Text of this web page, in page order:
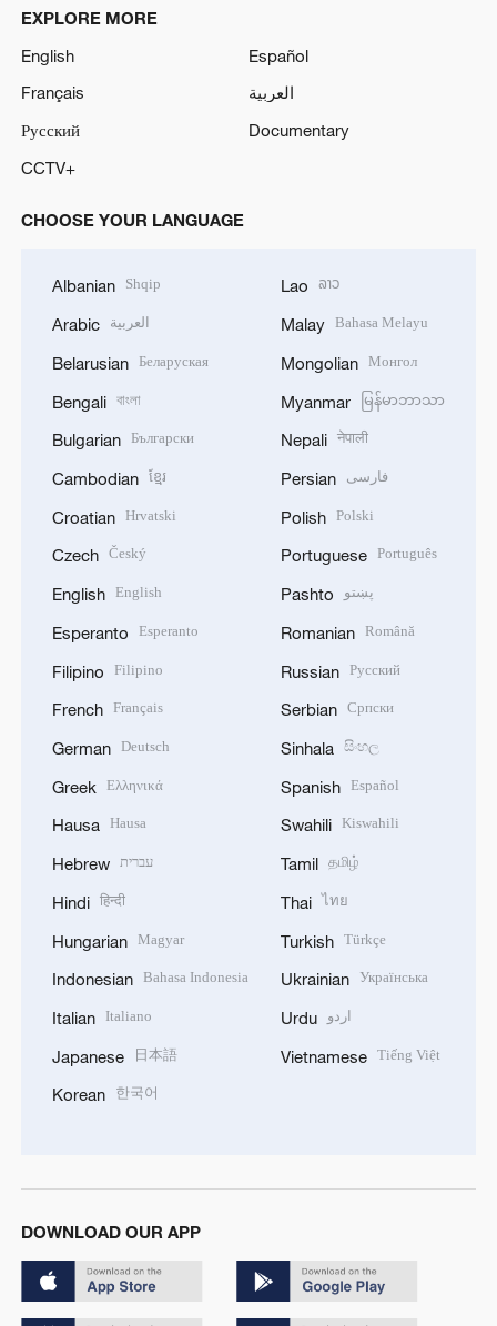
EXPLORE MORE
English
Español
Français
العربية
Русский
Documentary
CCTV+
CHOOSE YOUR LANGUAGE
Albanian Shqip
Arabic العربية
Belarusian Беларуская
Bengali বাংলা
Bulgarian Български
Cambodian ខ្មែរ
Croatian Hrvatski
Czech Český
English English
Esperanto Esperanto
Filipino Filipino
French Français
German Deutsch
Greek Ελληνικά
Hausa Hausa
Hebrew עברית
Hindi हिन्दी
Hungarian Magyar
Indonesian Bahasa Indonesia
Italian Italiano
Japanese 日本語
Korean 한국어
Lao ລາວ
Malay Bahasa Melayu
Mongolian Монгол
Myanmar မြန်မာဘာသာ
Nepali नेपाली
Persian فارسی
Polish Polski
Portuguese Português
Pashto پښتو
Romanian Română
Russian Русский
Serbian Српски
Sinhala සිංහල
Spanish Español
Swahili Kiswahili
Tamil தமிழ்
Thai ไทย
Turkish Türkçe
Ukrainian Українська
Urdu اردو
Vietnamese Tiếng Việt
DOWNLOAD OUR APP